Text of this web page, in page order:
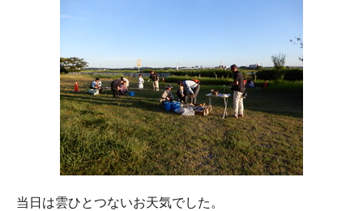
当日は雲ひとつないお天気でした。